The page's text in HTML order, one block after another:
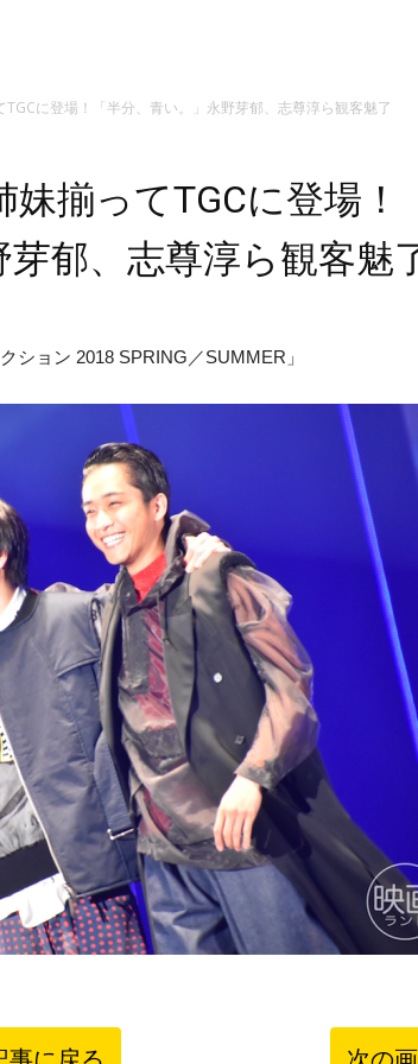
に登場！「半分、青い。」永野芽郁、志尊淳ら観客魅了
揃ってTGCに登場！
郁、志尊淳ら観客魅
ション 2018 SPRING／SUMMER」